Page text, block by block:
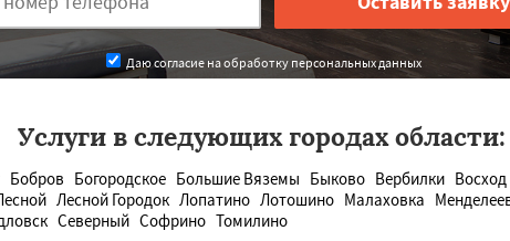
Даю согласие на обработку персональных данных
Услуги в следующих городах области:
Бобров Богородское Большие Вяземы Быково Вербилки Восход
Лесной Городок Лопатино Лотошино Малаховка
Северный Софрино Томилино